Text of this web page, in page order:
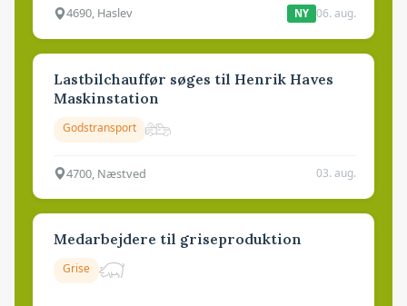
4690, Haslev NY 06. aug.
Lastbilchauffør søges til Henrik Haves
Maskinstation
Godstransport
4700, Næstved 03. aug.
Medarbejdere til griseproduktion
Grise